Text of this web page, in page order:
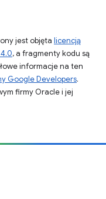
jest objęta licencją
, a fragmenty kodu są
informacje na ten
Google Developers.
firmy Oracle i jej